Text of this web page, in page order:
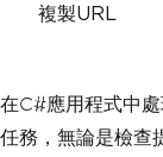
複製URL
在C#應用程式中
任務，無論是檢查